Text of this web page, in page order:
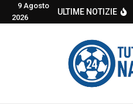
Salta al contenuto
9 Agosto
2026
ULTIME NOTIZIE